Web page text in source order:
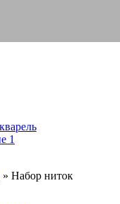
» Набор ниток